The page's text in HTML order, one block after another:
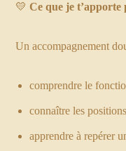
💛Ce que je t’apporte
Un accompagnement
comprendre le
connaître les
apprendre à repérer